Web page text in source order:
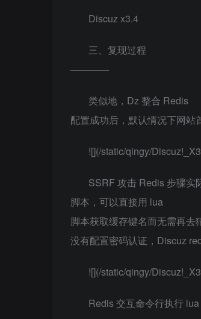
Discuz x3.4
三、复现过程
————
类似地，Dz 整合 Redis
配置成功后，默认情况下网站
![](/static/qingy/
SSRF 攻击 Redis 步骤实
脚本，可以直接用 lua
脚本获取缓存键名而无需再
没有配置密码认证，Discuz
![](/static/qingy/
Redis 交互命令行执行 lua